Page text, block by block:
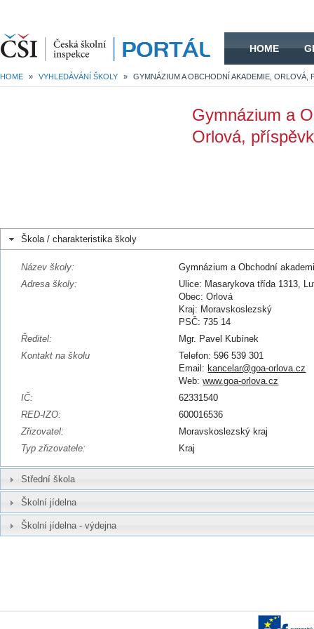
HOME
HOME » VYHLEDÁVÁNÍ ŠKOLY »
Gymnázium a
Orlová,
Škola / charakteristika školy
Název školy:
Gymnázium a Obchodní
Adresa školy:
Ulice: Masarykova třída 1313,
Obec: Orlová
Kraj: Moravskoslezský
PSČ: 735 14
Ředitel:
Mgr. Pavel Kubínek
Kontakt na školu
Telefon: 596 539 301
Email: kancelar@goa-orlova.cz
Web:www.goa-orlova.cz
IČ:
62331540
RED-IZO:
600016536
Zřizovatel:
Moravskoslezský kraj
Typ zřizovatele:
Kraj
Střední škola
Školní jídelna
Školní jídelna - výdejna